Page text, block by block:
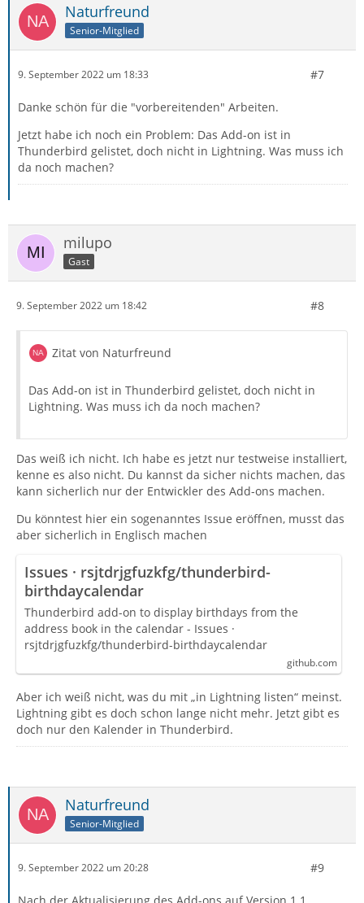
Naturfreund
Senior-Mitglied
9. September 2022 um 18:33 #7
Danke schön für die "vorbereitenden" Arbeiten.
Jetzt habe ich noch ein Problem: Das Add-on ist in
Thunderbird gelistet, doch nicht in Lightning. Was muss ich
da noch machen?
milupo
Gast
9. September 2022 um 18:42 #8
Zitat von Naturfreund
Das Add-on ist in Thunderbird gelistet, doch nicht in
Lightning. Was muss ich da noch machen?
Das weiß ich nicht. Ich habe es jetzt nur testweise installiert,
kenne es also nicht. Du kannst da sicher nichts machen, das
kann sicherlich nur der Entwickler des Add-ons machen.
Du könntest hier ein sogenanntes Issue eröffnen, musst das
aber sicherlich in Englisch machen
Issues · rsjtdrjgfuzkfg/thunderbird-
birthdaycalendar
Thunderbird add-on to display birthdays from the
address book in the calendar - Issues ·
rsjtdrjgfuzkfg/thunderbird-birthdaycalendar
github.com
Aber ich weiß nicht, was du mit „in Lightning listen“ meinst.
Lightning gibt es doch schon lange nicht mehr. Jetzt gibt es
doch nur den Kalender in Thunderbird.
Naturfreund
Senior-Mitglied
9. September 2022 um 20:28 #9